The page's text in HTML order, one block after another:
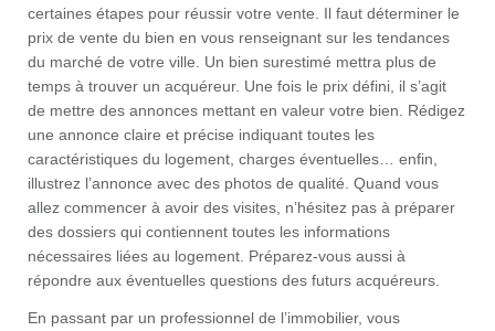
certaines étapes pour réussir votre vente. Il faut déterminer le
prix de vente du bien en vous renseignant sur les tendances
du marché de votre ville. Un bien surestimé mettra plus de
temps à trouver un acquéreur. Une fois le prix défini, il s’agit
de mettre des annonces mettant en valeur votre bien. Rédigez
une annonce claire et précise indiquant toutes les
caractéristiques du logement, charges éventuelles… enfin,
illustrez l’annonce avec des photos de qualité. Quand vous
allez commencer à avoir des visites, n’hésitez pas à préparer
des dossiers qui contiennent toutes les informations
nécessaires liées au logement. Préparez-vous aussi à
répondre aux éventuelles questions des futurs acquéreurs.
En passant par un professionnel de l’immobilier, vous